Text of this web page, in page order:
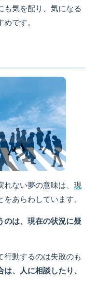
も気を配り、気になる
です。
れない夢の意味は、 現
をあらわしています。
のは、現在の状況に疑
行動するのは失敗のも
、人に相談したり、